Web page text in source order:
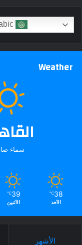
Weather
سماء
38
℃
الأحد
39
℃
الأثنين
الأشهر